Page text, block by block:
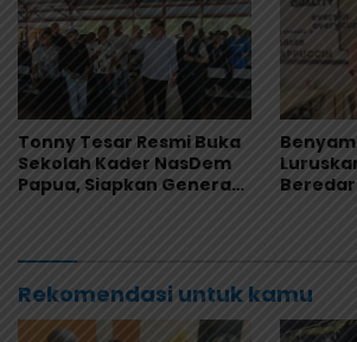
Tonny Tesar Resmi Buka
Sekolah Kader NasDem
Papua, Siapkan Generasi
Rekomendasi untuk kamu